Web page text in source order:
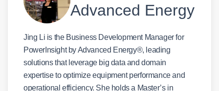
Advanced Energy
Jing Li is the Business Development Manager for
PowerInsight by Advanced Energy®, leading
solutions that leverage big data and domain
expertise to optimize equipment performance and
operational efficiency. She holds a Master’s in